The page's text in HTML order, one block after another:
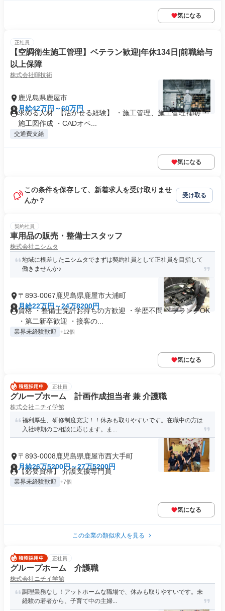
気になる
正社員
【空調衛生施工管理】ベテラン歓迎|年休134日|前職給与
以上保障
株式会社暉技術
鹿児島県鹿屋市
月給42万円～60万円
求める人材: 【活かせる経験】 ・施工管理、施工管理補助 ・
施工図作成 ・CADオペ...
交通費支給
気になる
この条件を保存して、新着求人を受け取りませ
んか？
受け取る
契約社員
車用品の販売・整備士スタッフ
株式会社ニシムタ
地域に根差したニシムタでまずは契約社員として正社員を目指して
働きませんか♪
〒893-0067鹿児島県鹿屋市大浦町
月給22万円～24万8200円
資格 ・整備士免許お持ちの方歓迎 ・学歴不問 ・ブランクOK
・第二新卒歓迎 ・接客の...
業界未経験歓迎 +12個
気になる
正社員
グループホーム 計画作成担当者 兼 介護職
株式会社ニチイ学館
福利厚生、研修制度充実！！休みも取りやすいです。在職中の方は
入社時期のご相談に応じます。ま...
〒893-0008鹿児島県鹿屋市西大手町
月給26万5200円～27万5200円
【必要資格】 介護支援専門員
業界未経験歓迎 +7個
気になる
この企業の類似求人を見る
正社員
グループホーム 介護職
株式会社ニチイ学館
調理業務なし！アットホームな職場で、休みも取りやすいです。未
経験の若者から、子育て中の主婦...